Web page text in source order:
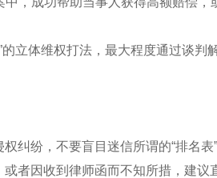
立体维权打法，最大程度通过谈判
纠纷，不要盲目迷信所谓的“排名
者因收到律师函而不知所措，建议